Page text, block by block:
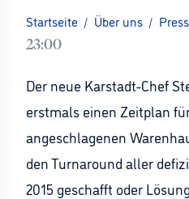
Startseite / Über uns /
23:00
Der neue Karstadt-Chef
erstmals einen Zeitplan
angeschlagenen
den Turnaround aller
2015 geschafft oder